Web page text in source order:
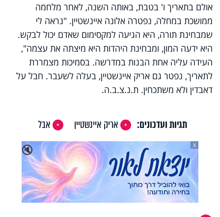
אולם בתאריך ו' בטבת, באותה השנה, לאחר מלחמה
ממושכת במחלה, נפטרה אלונה איינשטיין. "נראה לי
שמבחינת תורה, היא הגיעה למקסימום שאדם יכול לבקש.
היא ידעה המון, ומבחינת היהדות היא מיצתה את עצמה",
העידה עליה אחת הבנות במדרשה. בסמיכות מצמררת
לתאריך, נפטר גם אריק איינשטיין, בעלה לשעבר. חבל על
דאבדין ולא משתכחין. ת.נ.צ.ב.ה.
תגיות ועדכונים: אריק איינשטיין
אבל
🔇
X